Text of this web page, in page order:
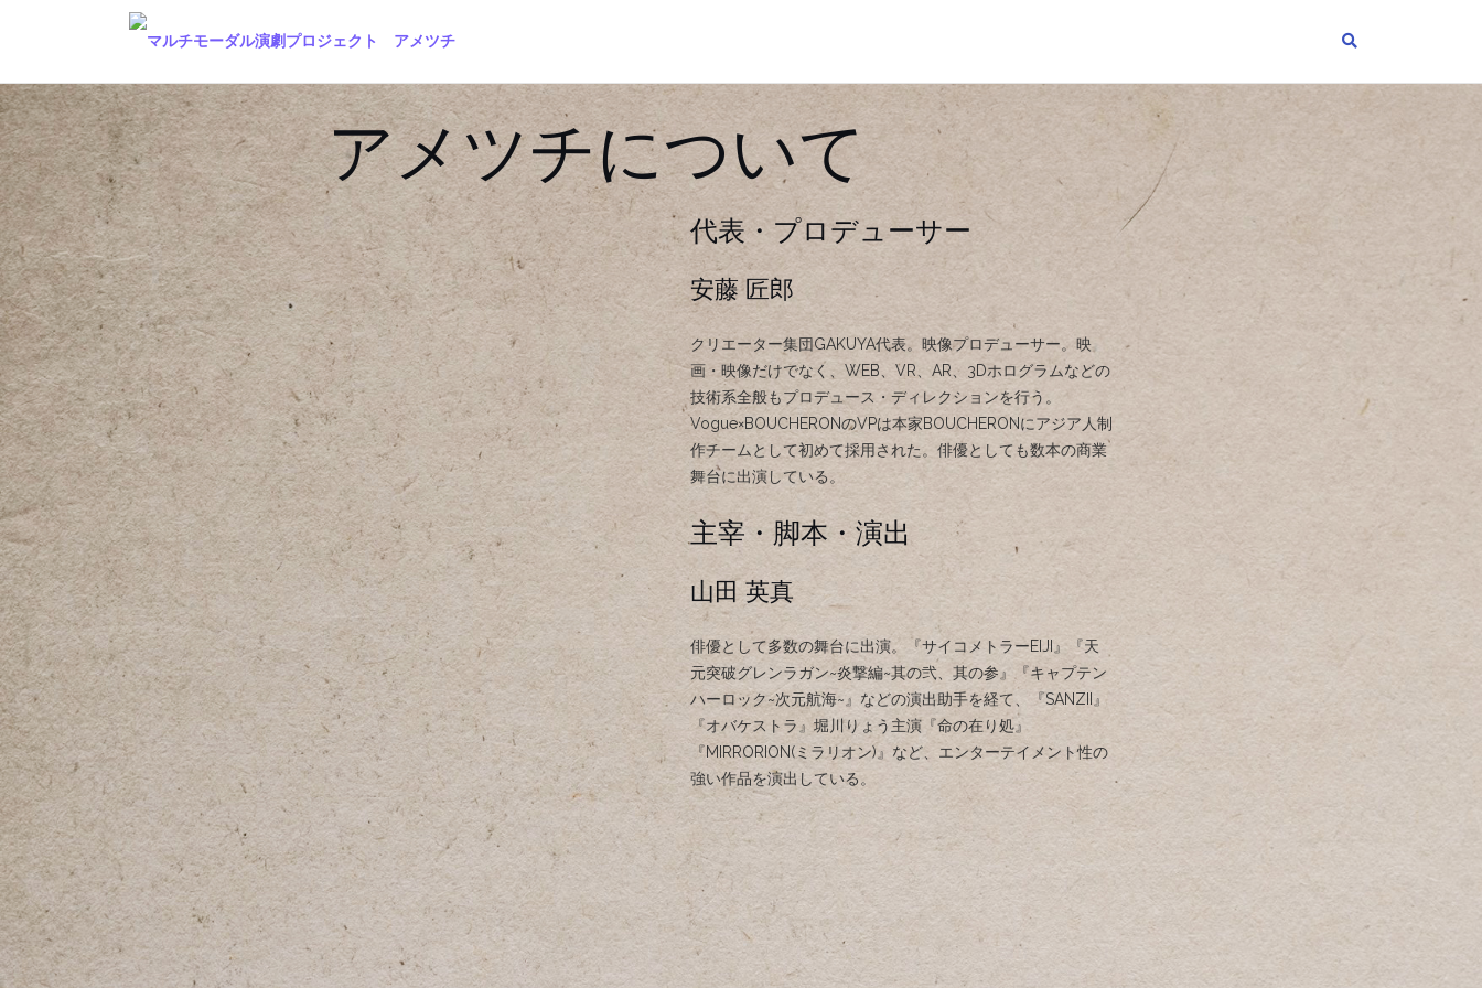
アメツチについて
代表・プロデューサー
安藤 匠郎
クリエーター集団GAKUYA代表。映像プロデューサー。映
画・映像だけでなく、WEB、VR、AR、3Dホログラムなどの
技術系全般もプロデュース・ディレクションを行う。
Vogue×BOUCHERONのVPは本家BOUCHERONにアジア人制
作チームとして初めて採用された。俳優としても数本の商業
舞台に出演している。
主宰・脚本・演出
山田 英真
俳優として多数の舞台に出演。『サイコメトラーEIJI』『天
元突破グレンラガン~炎撃編~其の弐、其の参』『キャプテン
ハーロック~次元航海~』などの演出助手を経て、『SANZII』
『オバケストラ』堀川りょう主演『命の在り処』
『MIRRORION(ミラリオン)』など、エンターテイメント性の
強い作品を演出している。